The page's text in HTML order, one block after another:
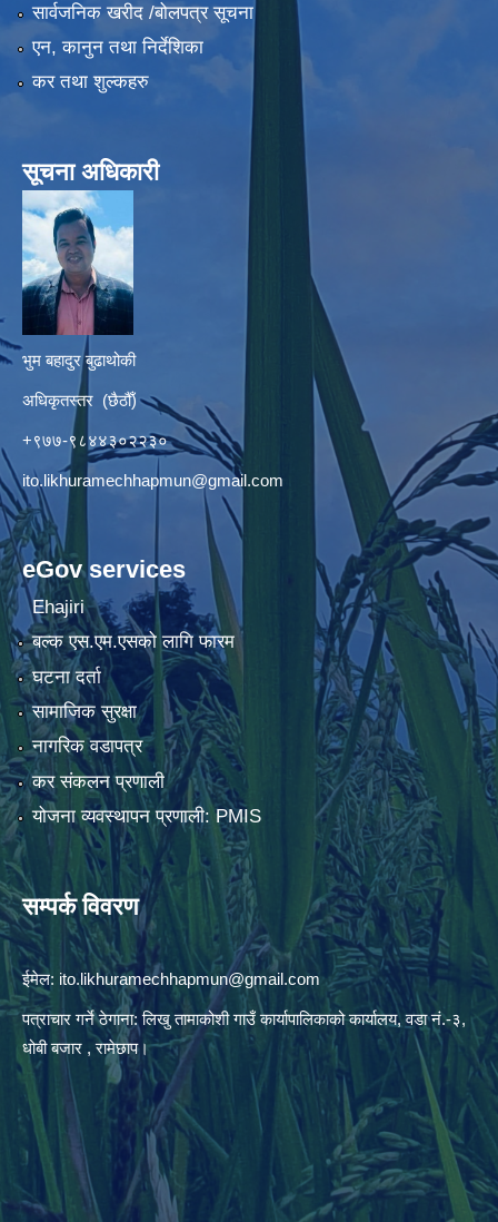
सार्वजनिक खरीद /बोलपत्र सूचना
एन, कानुन तथा निर्देशिका
कर तथा शुल्कहरु
सूचना अधिकारी
भुम बहादुर बुढाथोकी
अधिकृतस्तर (छैठौँ)
+९७७-९८४४३०२२३०
ito.likhuramechhapmun@gmail.com
eGov services
Ehajiri
बल्क एस.एम.एसको लागि फारम
घटना दर्ता
सामाजिक सुरक्षा
नागरिक वडापत्र
कर संकलन प्रणाली
योजना व्यवस्थापन प्रणाली: PMIS
सम्पर्क विवरण
ईमेल: ito.likhuramechhapmun@gmail.com
पत्राचार गर्ने ठेगाना: लिखु तामाकोशी गाउँ कार्यापालिकाको कार्यालय, वडा नं.-३,
धोबी बजार , रामेछाप।